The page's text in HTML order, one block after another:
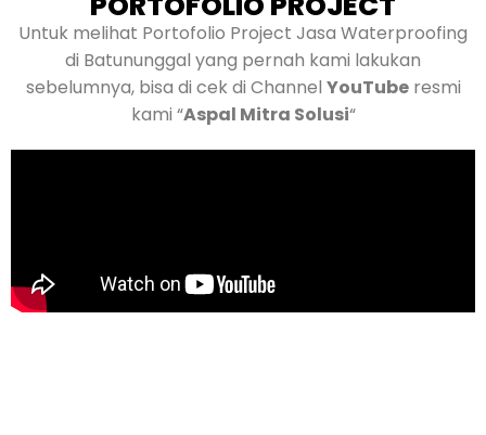
Untuk melihat Portofolio Project Jasa Waterproofing
di Batununggal yang pernah kami lakukan
sebelumnya, bisa di cek di Channel YouTuberesmi
kami “Aspal Mitra Solusi“